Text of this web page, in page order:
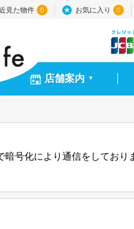
見た物件 0 お気に入り 0
店舗案内 ▼
号化により通信をしており